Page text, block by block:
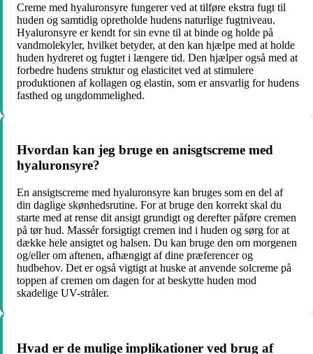
Creme med hyaluronsyre fungerer ved at tilføre ekstra fugt til
huden og samtidig opretholde hudens naturlige fugtniveau.
Hyaluronsyre er kendt for sin evne til at binde og holde på
vandmolekyler, hvilket betyder, at den kan hjælpe med at holde
huden hydreret og fugtet i længere tid. Den hjælper også med at
forbedre hudens struktur og elasticitet ved at stimulere
produktionen af kollagen og elastin, som er ansvarlig for hudens
fasthed og ungdommelighed.
Hvordan kan jeg bruge en anisgtscreme med
hyaluronsyre?
En ansigtscreme med hyaluronsyre kan bruges som en del af
din daglige skønhedsrutine. For at bruge den korrekt skal du
starte med at rense dit ansigt grundigt og derefter påføre cremen
på tør hud. Massér forsigtigt cremen ind i huden og sørg for at
dække hele ansigtet og halsen. Du kan bruge den om morgenen
og/eller om aftenen, afhængigt af dine præferencer og
hudbehov. Det er også vigtigt at huske at anvende solcreme på
toppen af cremen om dagen for at beskytte huden mod
skadelige UV-stråler.
Hvad er de mulige implikationer ved brug af